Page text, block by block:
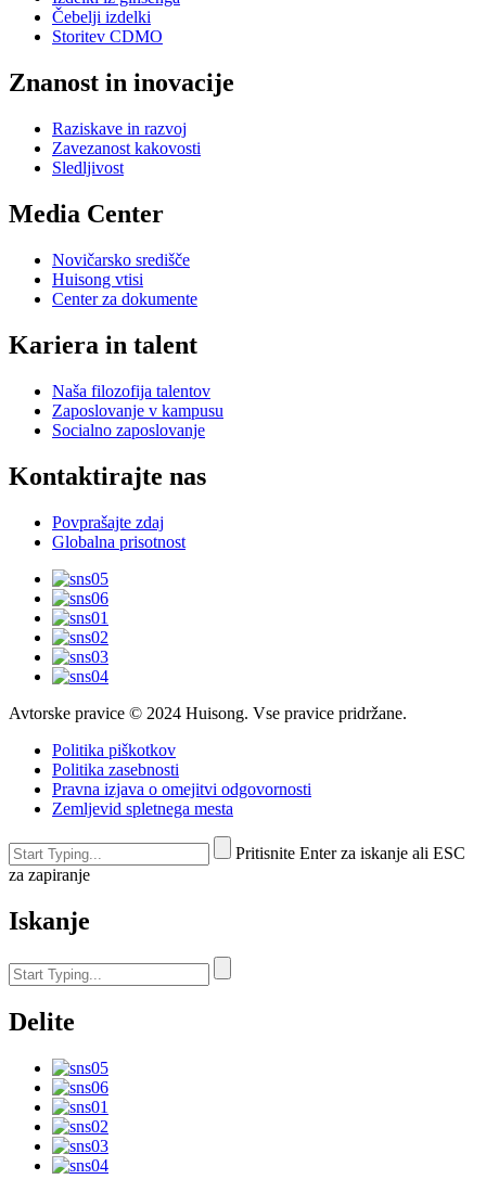
Čebelji izdelki
Storitev CDMO
Znanost in inovacije
Raziskave in razvoj
Zavezanost kakovosti
Sledljivost
Media Center
Novičarsko središče
Huisong vtisi
Center za dokumente
Kariera in talent
Naša filozofija talentov
Zaposlovanje v kampusu
Socialno zaposlovanje
Kontaktirajte nas
Povprašajte zdaj
Globalna prisotnost
Avtorske pravice © 2024 Huisong. Vse pravice pridržane.
Politika piškotkov
Politika zasebnosti
Pravna izjava o omejitvi odgovornosti
Zemljevid spletnega mesta
Pritisnite Enter za iskanje ali ESC
za zapiranje
Iskanje
Delite